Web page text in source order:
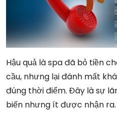
Hậu quả là spa đã bỏ tiền
cầu, nhưng lại đánh mất
đúng thời điểm. Đây là sự
biến nhưng ít được nhận ra.